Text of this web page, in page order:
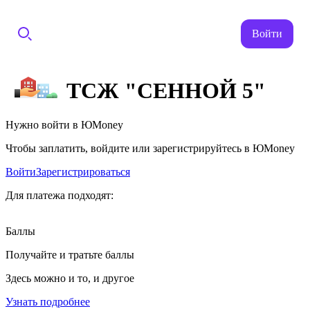
Войти
ТСЖ "СЕННОЙ 5"
Нужно войти в ЮMoney
Чтобы заплатить, войдите или зарегистрируйтесь в ЮMoney
ВойтиЗарегистрироваться
Для платежа подходят:
Баллы
Получайте и тратьте баллы
Здесь можно и то, и другое
Узнать подробнее